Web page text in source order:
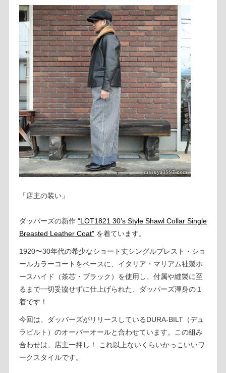
「店主の装い」
ダッパーズの新作 “LOT1821 30’s Style Shawl Collar Single
Breasted Leather Coat”を着ています。
1920〜30年代の希少なショート丈シングルブレスト・ショ
ールカラーコートをベースに、イタリア・マリアム社製ホ
ースハイド（茶芯・ブラック）を使用し、付属や縫製に至
るまで一切妥協せずに仕上げられた、ダッパーズ渾身の１
着です！
今回は、ダッパーズがリリースしているDURA-BILT（デュ
ラビルト）のオーバーオールと合わせています。この組み
合わせは、店主一押し！ これ以上ないくらいかっこいいワ
ークスタイルです。